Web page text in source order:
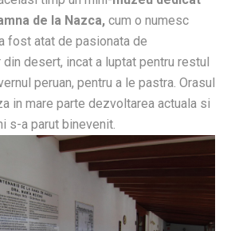
de la Nazca, cum o numesc
fost atat de pasionata de
desert, incat a luptat pentru restul
peruan, pentru a le pastra. Orasul
in mare parte dezvoltarea actuala si
s-a parut binevenit.